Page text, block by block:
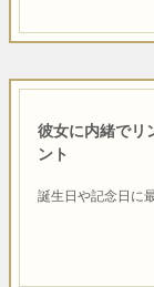
彼女に内緒でリ
ント
誕生日や記念日に